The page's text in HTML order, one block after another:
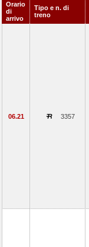
Orario
di
arrivo
Tipo e n. di
treno
06.21 3357